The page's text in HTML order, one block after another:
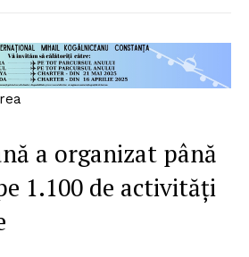
a organizat până
1.100 de activități